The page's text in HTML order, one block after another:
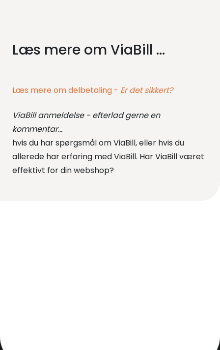
Læs mere om ViaBill ...
Læs mere om delbetaling - Er det sikkert?
ViaBill anmeldelse - efterlad gerne en
kommentar...
hvis du har spørgsmål om ViaBill, eller hvis du
allerede har erfaring med ViaBill. Har ViaBill været
effektivt for din webshop?